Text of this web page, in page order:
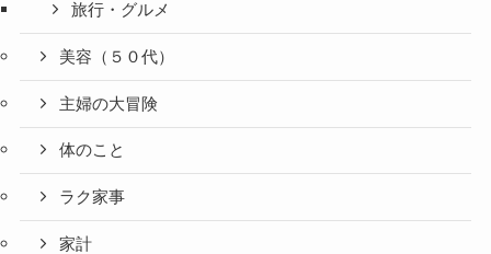
旅行・グルメ
美容（５０代）
主婦の大冒険
体のこと
ラク家事
家計